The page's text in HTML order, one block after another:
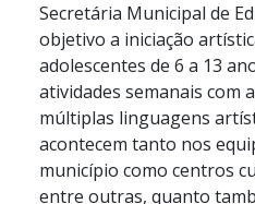
Secretária Municipal de
objetivo a iniciação
adolescentes de 6 a 13
atividades semanais com
múltiplas linguagens
acontecem tanto nos
município como centros
entre outras, quanto